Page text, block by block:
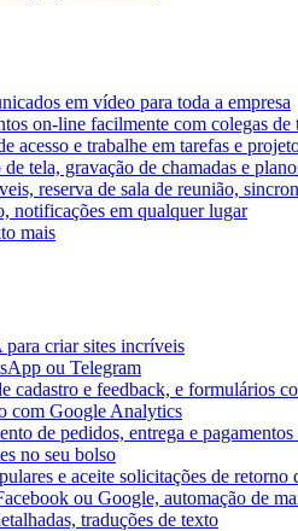
em vídeo para toda a empresa
on-line facilmente com colegas de
acesso e trabalhe em tarefas e
tela, gravação de chamadas e
reserva de sala de reunião,
notificações em qualquer lugar
mais
criar sites incríveis
ou Telegram
cadastro e feedback, e formulários
com Google Analytics
de pedidos, entrega e
no seu bolso
e aceite solicitações de retorno
ou Google, automação de
traduções de texto